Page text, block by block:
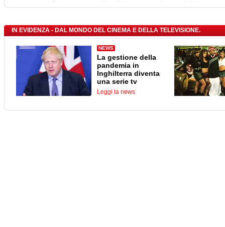
IN EVIDENZA - DAL MONDO DEL CINEMA E DELLA TELEVISIONE.
NEWS
La gestione della
pandemia in
Inghilterra diventa
una serie tv
Leggi la news